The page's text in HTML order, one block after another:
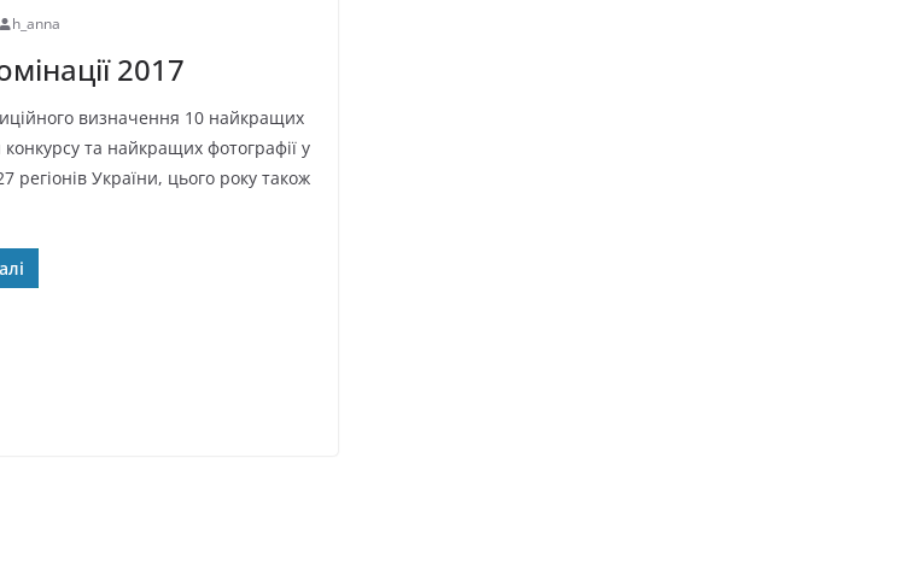
h_anna
2017
визначення 10 найкращих
та найкращих фотографії у
регіонів України, цього року також